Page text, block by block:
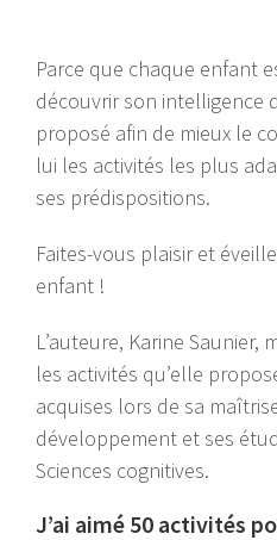
Parce que chaque enfant
découvrir son intelligence
proposé afin de mieux le
lui les activités les plus
ses prédispositions.
Faites-vous plaisir et
enfant !
L’auteure, Karine
les activités qu’elle
acquises lors de sa
développement et ses
Sciences cognitives.
J’ai aimé 50 activités